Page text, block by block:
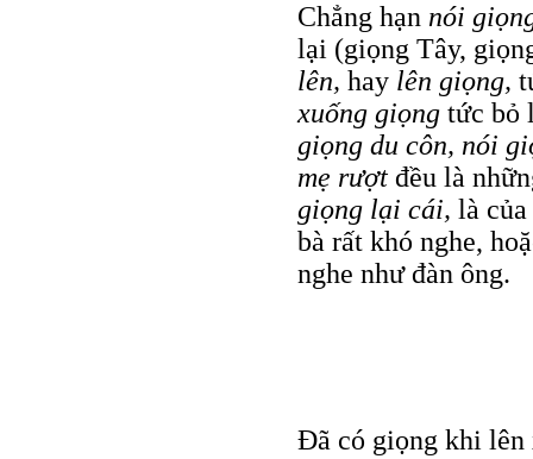
Chẳng hạn nói
lại (giọng Tây,
lên, hay lên giọng,
xuống giọng tức bỏ
giọng du côn, nói
mẹ rượt đều là
giọng lại cái, là
bà rất khó nghe,
nghe như đàn ông.
Đã có giọng khi lên